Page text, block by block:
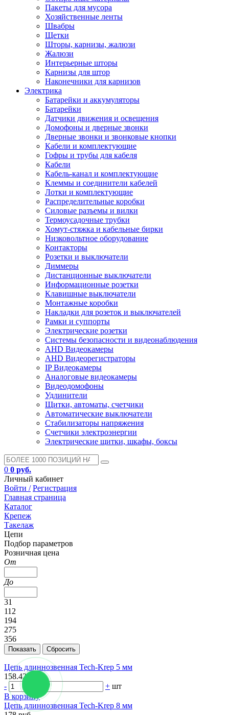
Пакеты для мусора
Хозяйственные ленты
Швабры
Щетки
Шторы, карнизы, жалюзи
Жалюзи
Интерьерные шторы
Карнизы для штор
Наконечники для карнизов
Электрика
Батарейки и аккумуляторы
Батарейки
Датчики движения и освещения
Домофоны и дверные звонки
Дверные звонки и звонковые кнопки
Кабели и комплектующие
Гофры и трубы для кабеля
Кабели
Кабель-канал и комплектующие
Клеммы и соединители кабелей
Лотки и комплектующие
Распределительные коробки
Силовые разъемы и вилки
Термоусадочные трубки
Хомут-стяжка и кабельные бирки
Низковольтное оборудование
Контакторы
Розетки и выключатели
Диммеры
Дистанционные выключатели
Информационные розетки
Клавишные выключатели
Монтажные коробки
Накладки для розеток и выключателей
Рамки и суппорты
Электрические розетки
Системы безопасности и видеонаблюдения
AHD Видеокамеры
AHD Видеорегистраторы
IP Видеокамеры
Аналоговые видеокамеры
Видеодомофоны
Удлинители
Щитки, автоматы, счетчики
Автоматические выключатели
Стабилизаторы напряжения
Счетчики электроэнергии
Электрические щитки, шкафы, боксы
0 0 руб.
Личный кабинет
Войти / Регистрация
Главная страница
Каталог
Крепеж
Такелаж
Цепи
Подбор параметров
Розничная цена
От
До
31
112
194
275
356
Цепь длиннозвенная Tech-Krep 5 мм
158.42 руб.
-
+ шт
В корзину
Цепь длиннозвенная Tech-Krep 8 мм